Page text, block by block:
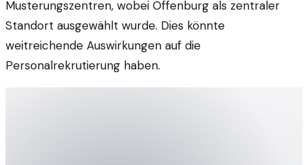
Musterungszentren, wobei Offenburg als zentraler
Standort ausgewählt wurde. Dies könnte
weitreichende Auswirkungen auf die
Personalrekrutierung haben.